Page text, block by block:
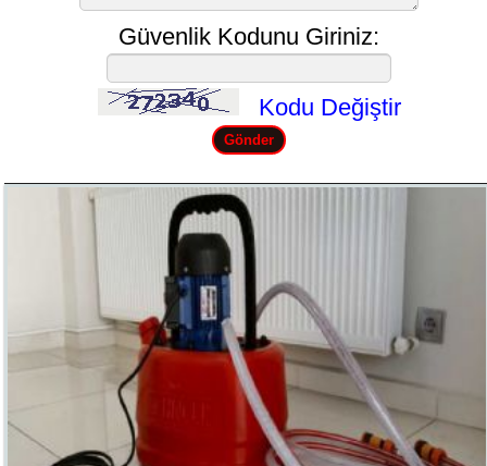
Güvenlik Kodunu Giriniz:
Kodu Değiştir